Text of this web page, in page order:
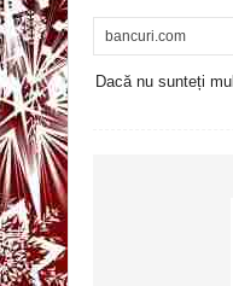
u
Dacă nu sunteți